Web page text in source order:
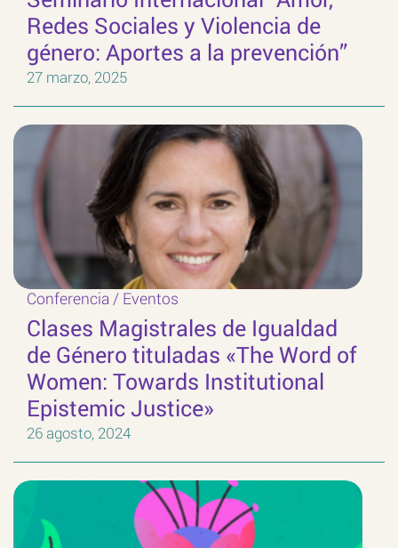
Redes Sociales y Violencia de
género: Aportes a la prevención”
27 marzo, 2025
Conferencia / Eventos
Clases Magistrales de Igualdad
de Género tituladas «The Word of
Women: Towards Institutional
Epistemic Justice»
26 agosto, 2024